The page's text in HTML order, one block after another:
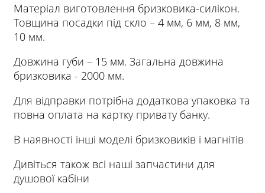
Матеріал виготовлення бризковика-силікон.
Товщина посадки під скло – 4 мм, 6 мм, 8 мм,
10 мм.
Довжина губи – 15 мм. Загальна довжина
бризковика - 2000 мм.
Для відправки потрібна додаткова упаковка та
повна оплата на картку привату банку.
В наявності інші моделі бризковиків і магнітів
Дивіться також всі наші запчастини для
душової кабіни